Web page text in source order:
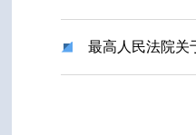
最高人民法院关